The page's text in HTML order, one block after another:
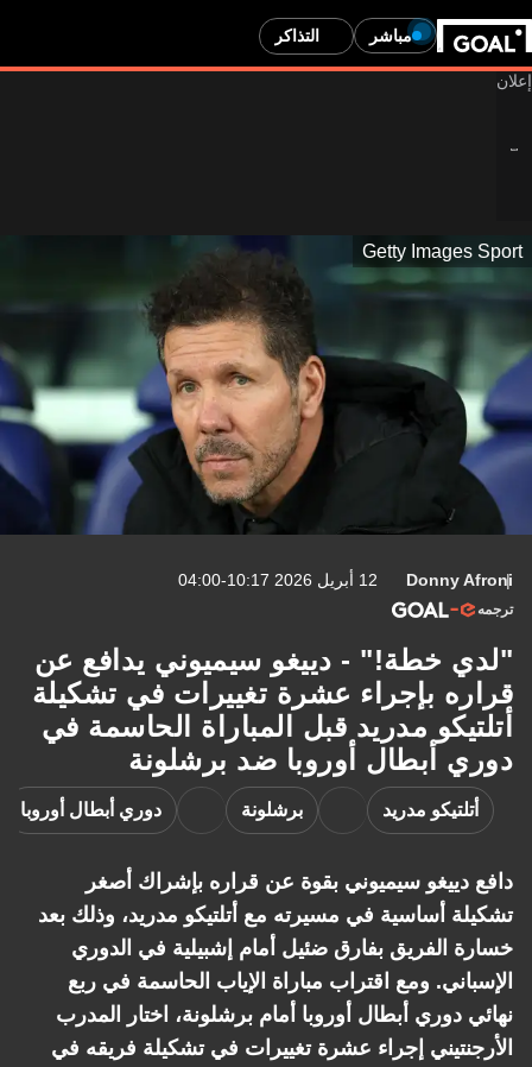
مباشر التذاكر
Getty Images Sport
Donny Afroni 12 أبريل 2026 10:17-04:00
ترجمه
"لدي خطة!" - دييغو سيميوني يدافع عن
قراره بإجراء عشرة تغييرات في تشكيلة
أتلتيكو مدريد قبل المباراة الحاسمة في
دوري أبطال أوروبا ضد برشلونة
أتلتيكو مدريد برشلونة دوري أبطال أوروبا
دافع دييغو سيميوني بقوة عن قراره بإشراك أصغر
تشكيلة أساسية في مسيرته مع أتلتيكو مدريد، وذلك بعد
خسارة الفريق بفارق ضئيل أمام إشبيلية في الدوري
الإسباني. ومع اقتراب مباراة الإياب الحاسمة في ربع
نهائي دوري أبطال أوروبا أمام برشلونة، اختار المدرب
الأرجنتيني إجراء عشرة تغييرات في تشكيلة فريقه في